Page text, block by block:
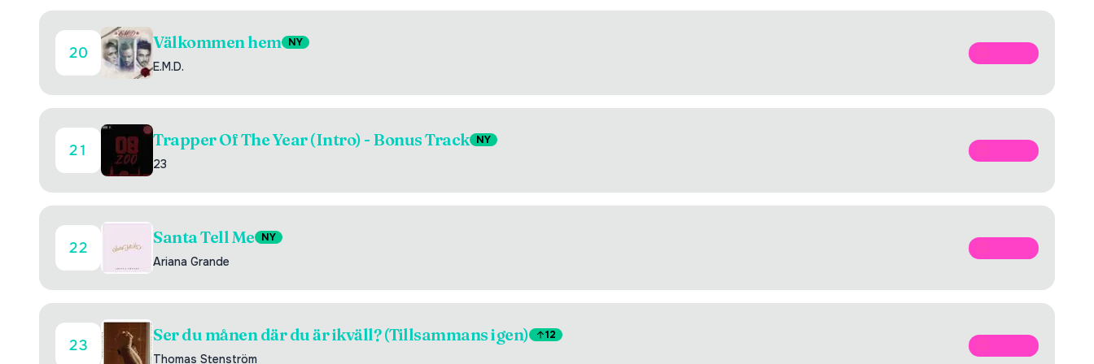
20
Välkommen hem NY
E.M.D.
21
Trapper Of The Year (Intro) - Bonus Track NY
23
22
Santa Tell Me NY
Ariana Grande
23
Ser du månen där du är ikväll? (Tillsammans igen) 12
Thomas Stenström